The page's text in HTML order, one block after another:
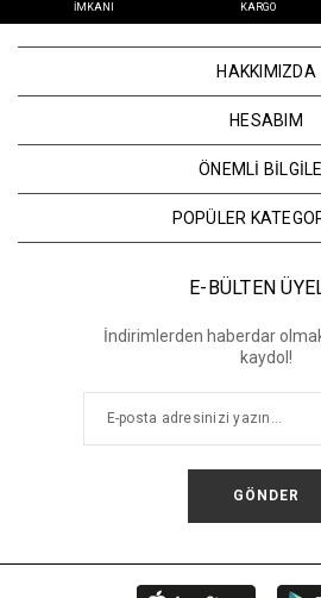
İMKANI
KARGO
HAKKIMIZDA
HESABIM
ÖNEMLİ
POPÜLER
E-BÜLTEN
İndirimlerden haberdar
kaydol!
GÖNDER